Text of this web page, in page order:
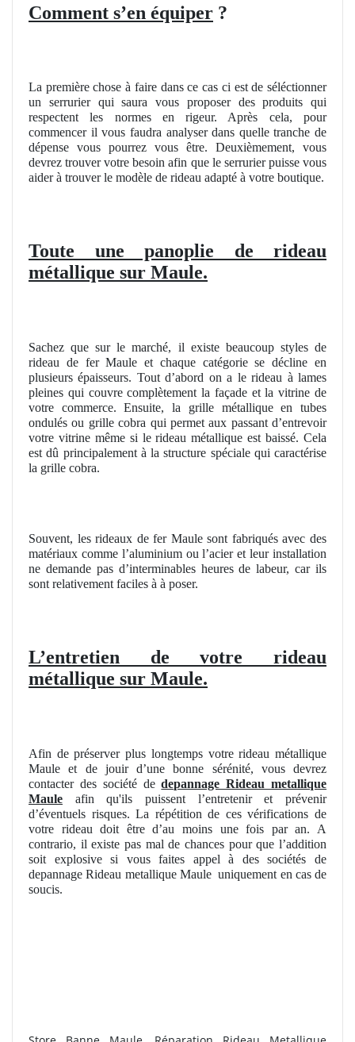
Comment s’en équiper ?
La première chose à faire dans ce cas ci est de séléctionner
un serrurier qui saura vous proposer des produits qui
respectent les normes en rigeur. Après cela, pour
commencer il vous faudra analyser dans quelle tranche de
dépense vous pourrez vous être. Deuxièmement, vous
devrez trouver votre besoin afin que le serrurier puisse vous
aider à trouver le modèle de rideau adapté à votre boutique.
Toute une panoplie de rideau
métallique sur Maule.
Sachez que sur le marché, il existe beaucoup styles de
rideau de fer Maule et chaque catégorie se décline en
plusieurs épaisseurs. Tout d’abord on a le rideau à lames
pleines qui couvre complètement la façade et la vitrine de
votre commerce. Ensuite, la grille métallique en tubes
ondulés ou grille cobra qui permet aux passant d’entrevoir
votre vitrine même si le rideau métallique est baissé. Cela
est dû principalement à la structure spéciale qui caractérise
la grille cobra.
Souvent, les rideaux de fer Maule sont fabriqués avec des
matériaux comme l’aluminium ou l’acier et leur installation
ne demande pas d’interminables heures de labeur, car ils
sont relativement faciles à à poser.
L’entretien de votre rideau
métallique sur Maule.
Afin de préserver plus longtemps votre rideau métallique
Maule et de jouir d’une bonne sérénité, vous devrez
contacter des société dedepannage Rideau metallique
Maule afin qu'ils puissent l’entretenir et prévenir
d’éventuels risques. La répétition de ces vérifications de
votre rideau doit être d’au moins une fois par an. A
contrario, il existe pas mal de chances pour que l’addition
soit explosive si vous faites appel à des sociétés de
depannage Rideau metallique Maule uniquement en cas de
soucis.